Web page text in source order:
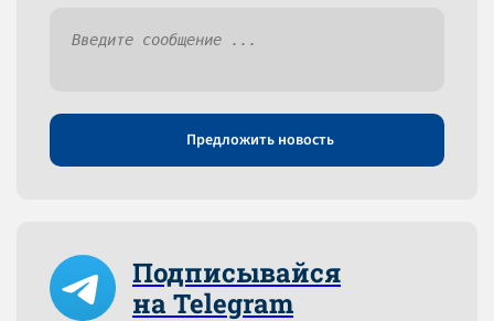
Предложить новость
Подписывайся
на Telegram